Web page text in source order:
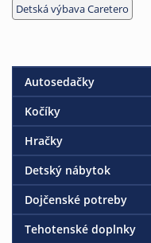
Detská výbava Caretero
Autosedačky
Kočíky
Hračky
Detský nábytok
Dojčenské potreby
Tehotenské doplnky